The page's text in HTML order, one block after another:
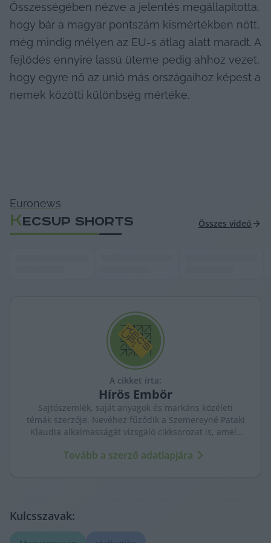
Összességében nézve a jelentés megállapította,
hogy bár a magyar pontszám kismértékben nőtt,
még mindig mélyen az EU-s átlag alatt maradt. A
fejlődés ennyire lassú üteme pedig ahhoz vezet,
hogy egyre nő az unió más országaihoz képest a
nemek közötti különbség mértéke.
Euronews
KECSUP SHORTS Összes videó
A cikket írta:
Hírös Embör
Sajtószemlék, saját anyagok és markáns közéleti
témák szerzője. Nevéhez fűződik a Szemereyné Pataki
Klaudia alkalmasságát vizsgáló cikksorozat is, amely
Tovább a szerző adatlapjára
Kulcsszavak: